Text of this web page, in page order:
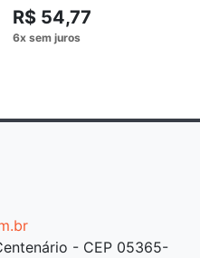
R$ 54,77
- CEP 05365-